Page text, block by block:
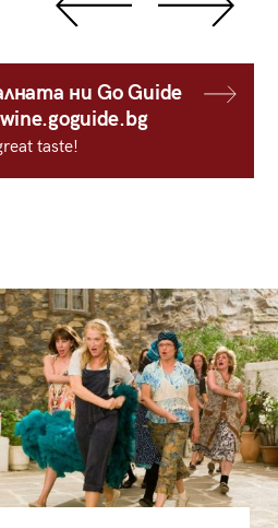
ни Go Guide
taste!